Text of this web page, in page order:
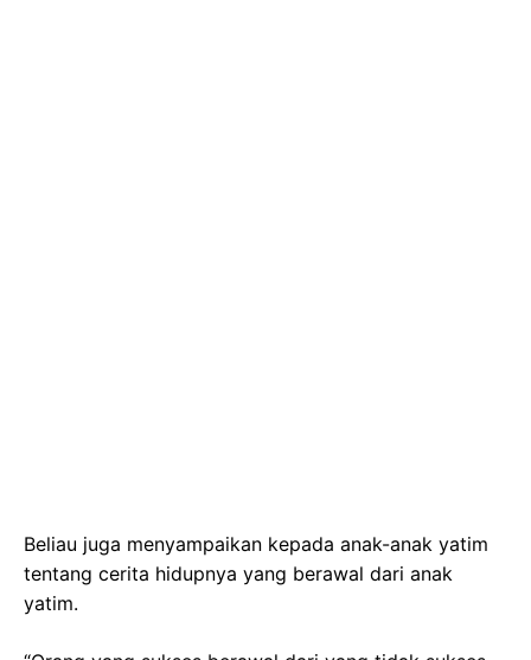
Beliau juga menyampaikan kepada anak-anak yatim
tentang cerita hidupnya yang berawal dari anak
yatim.